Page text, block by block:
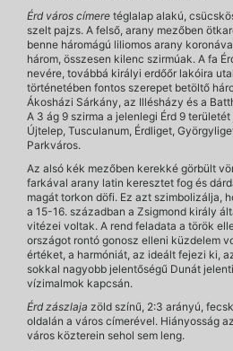
Érd város címere téglalap alakú,
szelt pajzs. A felső, arany mezőben
benne háromágú liliomos arany
három, összesen kilenc szirmúak. A fa
nevére, továbbá királyi erdőőr lakóira
történetében fontos szerepet betöltő
Ákosházi Sárkány, az Illésházy és a
A 3 ág 9 szirma a jelenlegi Érd 9
Újtelep, Tusculanum, Érdliget,
Parkváros.
Az alsó kék mezőben kerekké görbült
farkával arany latin keresztet fog és
magát torkon döfi. Ez azt szimbolizálja,
a 15-16. században a Zsigmond király
vitézei voltak. A rend feladata a török
országot rontó gonosz elleni küzdelem
értéket, a harmóniát, az ideált fejezi ki,
sokkal nagyobb jelentőségű Dunát
vízimalmok kapcsán.
Érd zászlaja zöld színű, 2:3 arányú,
oldalán a város címerével. Hiányosság
város közterein sehol sem leng.